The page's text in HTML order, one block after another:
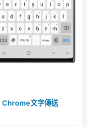
Chrome文字傳送